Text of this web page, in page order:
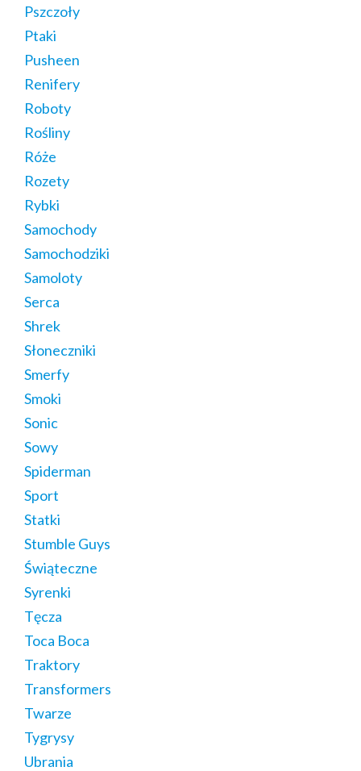
Pszczoły
Ptaki
Pusheen
Renifery
Roboty
Rośliny
Róże
Rozety
Rybki
Samochody
Samochodziki
Samoloty
Serca
Shrek
Słoneczniki
Smerfy
Smoki
Sonic
Sowy
Spiderman
Sport
Statki
Stumble Guys
Świąteczne
Syrenki
Tęcza
Toca Boca
Traktory
Transformers
Twarze
Tygrysy
Ubrania